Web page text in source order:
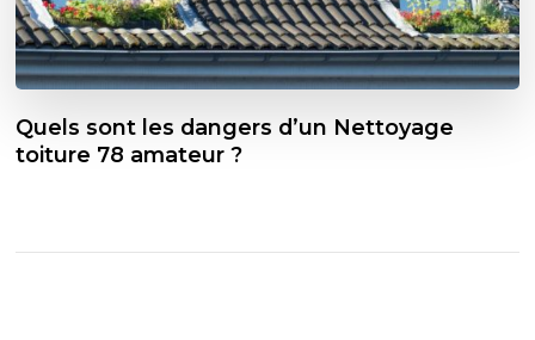
Quels sont les dangers d’un Nettoyage
toiture 78 amateur ?